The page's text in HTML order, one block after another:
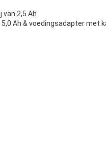
2,5 Ah
Ah & voedingsadapter met